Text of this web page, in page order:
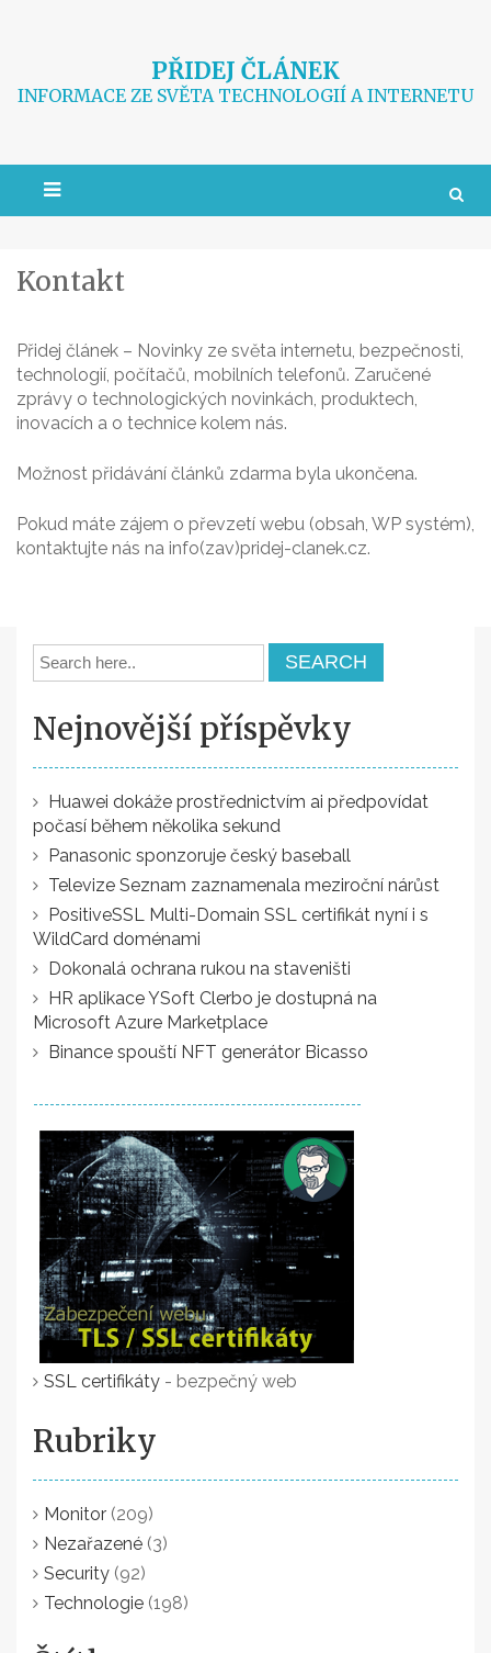
PŘIDEJ ČLÁNEK
INFORMACE ZE SVĚTA TECHNOLOGIÍ A INTERNETU
Kontakt
Přidej článek – Novinky ze světa internetu, bezpečnosti,
technologií, počítačů, mobilních telefonů. Zaručené
zprávy o technologických novinkách, produktech,
inovacích a o technice kolem nás.
Možnost přidávání článků zdarma byla ukončena.
Pokud máte zájem o převzetí webu (obsah, WP systém),
kontaktujte nás na info(zav)pridej-clanek.cz.
Nejnovější příspěvky
Huawei dokáže prostřednictvím ai předpovídat
počasí během několika sekund
Panasonic sponzoruje český baseball
Televize Seznam zaznamenala meziroční nárůst
PositiveSSL Multi-Domain SSL certifikát nyní i s
WildCard doménami
Dokonalá ochrana rukou na staveništi
HR aplikace YSoft Clerbo je dostupná na
Microsoft Azure Marketplace
Binance spouští NFT generátor Bicasso
SSL certifikáty - bezpečný web
Rubriky
Monitor (209)
Nezařazené (3)
Security (92)
Technologie (198)